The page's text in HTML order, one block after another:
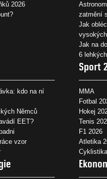
2026
zatmění
Jak
Jak na
6
kdo na ní
Němců
EET?
vzor
Sport
MMA
Fotbal
Hokej
Tenis
F1 2026
Atletika